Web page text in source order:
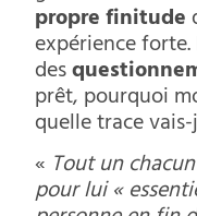
propre finitude
expérience
des
prêt, pourquoi
quelle trace
« Tout un
pour lui «